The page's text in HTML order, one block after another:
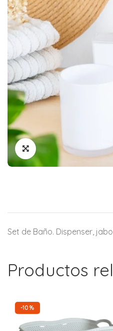
Set de Baño. Dispenser,
Productos
-10%